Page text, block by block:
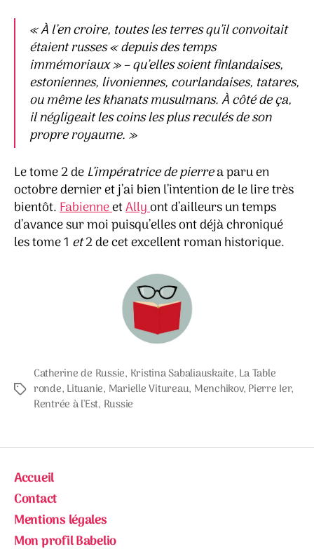
«À l’en croire, toutes les terres qu’il convoitait
étaient russes « depuis des temps
immémoriaux » – qu’elles soient finlandaises,
estoniennes, livoniennes, courlandaises, tatares,
ou même les khanats musulmans. À côté de ça,
il négligeait les coins les plus reculés de son
propre royaume. »
Le tome 2 de L’impératrice de pierrea paru en
octobre dernier et j’ai bien l’intention de le lire très
bientôt.FabienneetAllyont d’ailleurs un temps
d’avance sur moi puisqu’elles ont déjà chroniqué
les tome 1 et2 de cet excellent roman historique.
Étiquettes
Catherine de Russie, Kristina Sabaliauskaite, La Table
ronde, Lituanie, Marielle Vitureau, Menchikov, Pierre Ier,
Rentrée à l'Est, Russie
Accueil
Contact
Mentions légales
Mon profil Babelio